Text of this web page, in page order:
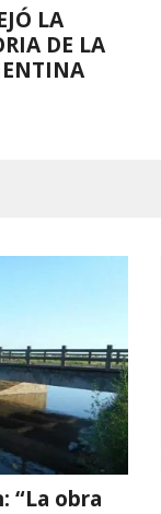
LA
DE LA
“La obra